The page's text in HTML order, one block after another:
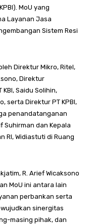
MoU yang
Layanan Jasa
Sistem Resi
Direktur Mikro, Ritel,
Direktur
Saidu Solihin,
serta Direktur PT KPBI,
penandatanganan
Suhirman dan Kepala
RI, Widiastuti di Ruang
R. Arief Wicaksono
MoU ini antara lain
perbankan serta
sinergitas
masing pihak, dan